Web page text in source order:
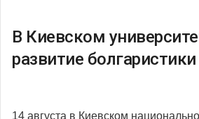
В Киевском
развитие
14 августа в Киевском